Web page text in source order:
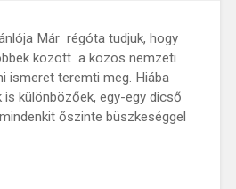
Már régóta tudjuk, hogy
között a közös nemzeti
ismeret teremti meg. Hiába
is különbözőek, egy-egy dicső
őszinte büszkeséggel